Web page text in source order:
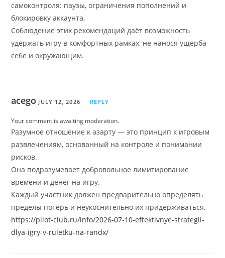
самоконтроля: паузы, ограничения пополнений и
блокировку аккаунта.
Соблюдение этих рекомендаций даёт возможность
удержать игру в комфортных рамках, не нанося ущерба
себе и окружающим.
acego JULY 12, 2026 REPLY
Your comment is awaiting moderation.
Разумное отношение к азарту — это принцип к игровым
развлечениям, основанный на контроле и понимании
рисков.
Она подразумевает добровольное лимитирование
времени и денег на игру.
Каждый участник должен предварительно определять
пределы потерь и неукоснительно их придерживаться.
https://pilot-club.ru/info/2026-07-10-effektivnye-strategii-
dlya-igry-v-ruletku-na-randx/